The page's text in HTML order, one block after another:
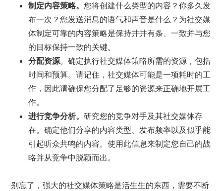
制定内容策略。您将创建什么类型的内容？你多久发
布一次？您发送消息的语气和声音是什么？为社交媒
体制定可靠的内容策略是保持井井有条、一致并与您
的目标保持一致的关键。
分配资源。确定执行社交媒体策略所需的资源，包括
时间和预算。请记住，社交媒体可能是一项耗时的工
作，因此请确保您分配了足够的资源来正确地开展工
作。
进行竞争分析。研究您的竞争对手及其社交媒体存
在。确定他们分享的内容类型、发布频率以及似乎能
引起听众共鸣的内容。使用此信息来制定您自己的战
略并从竞争中脱颖而出。
别忘了，强大的社交媒体策略是活生生的东西，需要不断